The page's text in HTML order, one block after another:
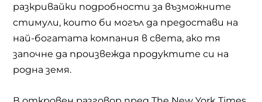
разкривайки подробности за възможните
стимули, които би могъл да предостави на
най-богатата компания в света, ако тя
започне да произвежда продуктите си на
родна земя.